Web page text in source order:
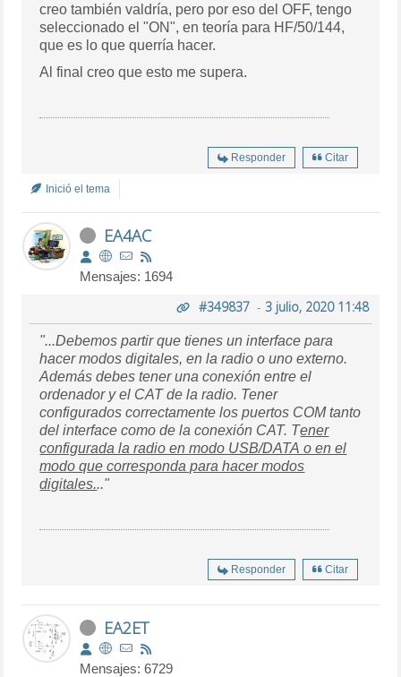
creo también valdría, pero por eso del OFF, tengo
seleccionado el "ON", en teoría para HF/50/144,
que es lo que querría hacer.
Al final creo que esto me supera.
Responder Citar
Inició el tema
EA4AC
Mensajes: 1694
#349837- 3 julio, 2020 11:48
"...Debemos partir que tienes un interface para
hacer modos digitales, en la radio o uno externo.
Además debes tener una conexión entre el
ordenador y el CAT de la radio. Tener
configurados correctamente los puertos COM tanto
del interface como de la conexión CAT. Tener
configurada la radio en modo USB/DATA o en el
modo que corresponda para hacer modos
digitales..."
Responder Citar
EA2ET
Mensajes: 6729